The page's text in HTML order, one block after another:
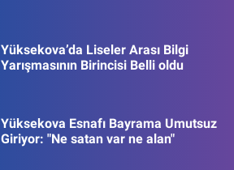
Yüksekova’da Liseler Arası Bilgi
Yarışmasının Birincisi Belli oldu
Yüksekova Esnafı Bayrama Umutsuz
Giriyor: "Ne satan var ne alan"